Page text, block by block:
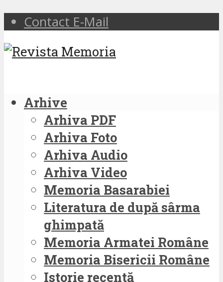
Contact E-Mail
Arhive
Arhiva PDF
Arhiva Foto
Arhiva Audio
Arhiva Video
Memoria Basarabiei
Literatura de după sârma
ghimpată
Memoria Armatei Române
Memoria Bisericii Române
Istorie recentă